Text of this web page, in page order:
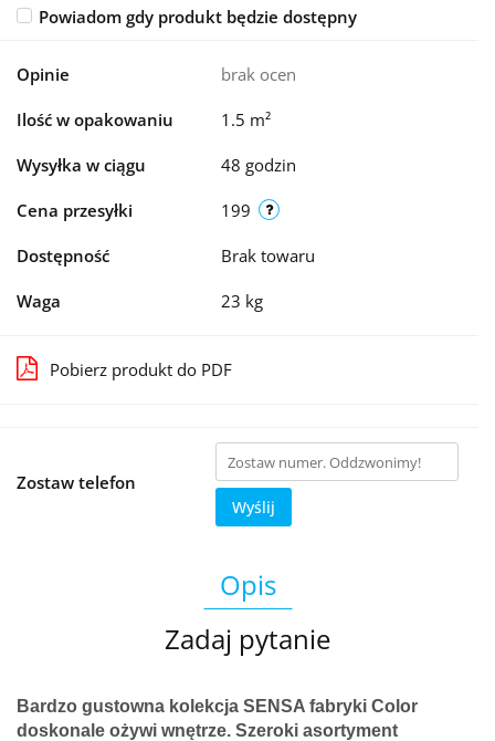
Powiadom gdy produkt będzie dostępny
Opinie brak ocen
Ilość w opakowaniu 1.5 m²
Wysyłka w ciągu 48 godzin
Cena przesyłki 199
Dostępność Brak towaru
Waga 23 kg
Pobierz produkt do PDF
Zostaw telefon
Wyślij
Opis
Zadaj pytanie
Bardzo gustowna kolekcja SENSA fabryki Color
doskonale ożywi wnętrze. Szeroki asortyment